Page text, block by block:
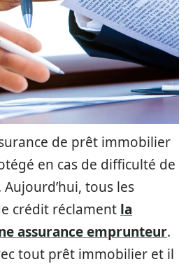
de prêt immobilier
en cas de difficulté de
tous les
crédit réclament la
assurance emprunteur.
tout prêt immobilier et il